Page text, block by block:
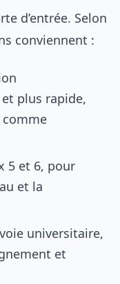
d’entrée. Selon
conviennent :
plus rapide,
5 et 6, pour
et la
universitaire,
et